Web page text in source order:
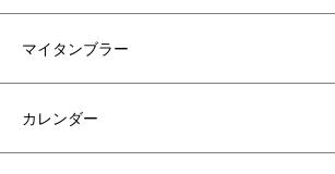
マイタンブラー
カレンダー